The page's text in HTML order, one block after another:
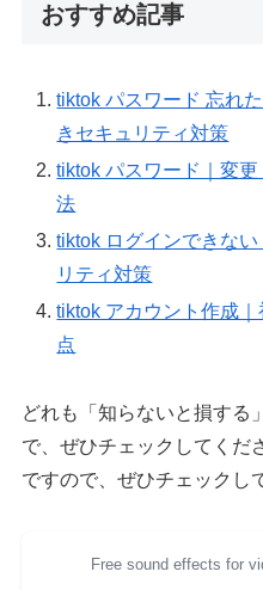
おすすめ記事
tiktok パスワード 忘れ
きセキュリティ対策
tiktok パスワード｜変
法
tiktok ログインできな
リティ対策
tiktok アカウント作成
点
どれも「知らないと損する
で、ぜひチェックしてくだ
ですので、ぜひチェックし
Free sound effects for